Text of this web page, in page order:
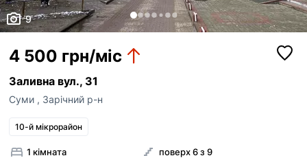
9
4 500 грн/міс
Заливна вул., 31
Суми , Зарічний р-н
10-й мікрорайон
1 кімната
поверх 6 з 9